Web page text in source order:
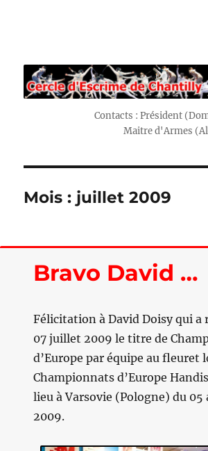
Contacts : Président
Maitre d'Armes
Mois : juillet 2009
Bravo David …
Félicitation à David Doisy qui a
07 juillet 2009 le titre de
d’Europe par équipe au fleuret
Championnats d’Europe
lieu à Varsovie (Pologne) du 05
2009.